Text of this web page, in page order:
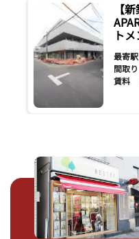
【
トメ
最寄駅
間取り
賃料